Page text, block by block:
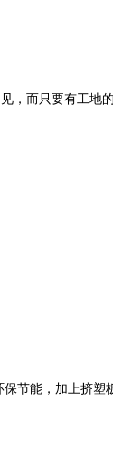
，而只要有工地
节能，加上挤塑